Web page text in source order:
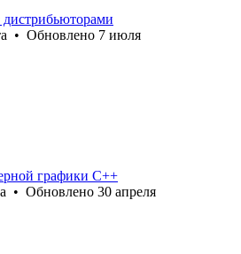
• Обновлено 7 июля
графики С++
• Обновлено 30 апреля